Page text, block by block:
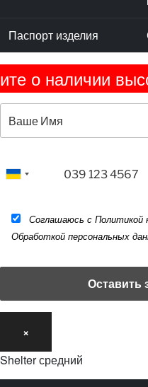
Паспорт изделия
высоких
Соглашаюсь с Политикой
Обработкой персональных
×
Shelter средний